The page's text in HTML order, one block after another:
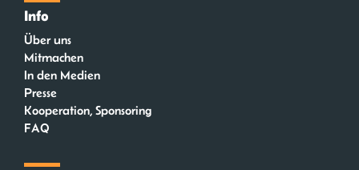
Info
Über uns
Mitmachen
In den Medien
Presse
Kooperation, Sponsoring
FAQ